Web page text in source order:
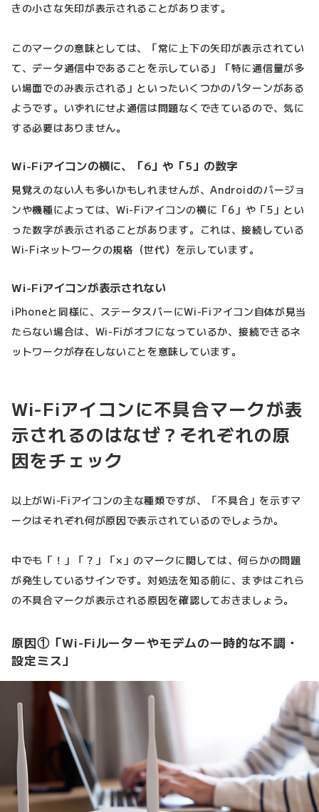
きの小さな矢印が表示されることがあります。
このマークの意味としては、「常に上下の矢印が表示されてい
て、データ通信中であることを示している」「特に通信量が多
い場面でのみ表示される」といったいくつかのパターンがある
ようです。いずれにせよ通信は問題なくできているので、気に
する必要はありません。
Wi-Fiアイコンの横に、「6」や「5」の数字
見覚えのない人も多いかもしれませんが、Androidのバージョ
ンや機種によっては、Wi-Fiアイコンの横に「6」や「5」とい
った数字が表示されることがあります。これは、接続している
Wi-Fiネットワークの規格（世代）を示しています。
Wi-Fiアイコンが表示されない
iPhoneと同様に、ステータスバーにWi-Fiアイコン自体が見当
たらない場合は、Wi-Fiがオフになっているか、接続できるネ
ットワークが存在しないことを意味しています。
Wi-Fiアイコンに不具合マークが表
示されるのはなぜ？それぞれの原
因をチェック
以上がWi-Fiアイコンの主な種類ですが、「不具合」を示すマ
ークはそれぞれ何が原因で表示されているのでしょうか。
中でも「！」「？」「×」のマークに関しては、何らかの問題
が発生しているサインです。対処法を知る前に、まずはこれら
の不具合マークが表示される原因を確認しておきましょう。
原因①「Wi-Fiルーターやモデムの一時的な不調・
設定ミス」